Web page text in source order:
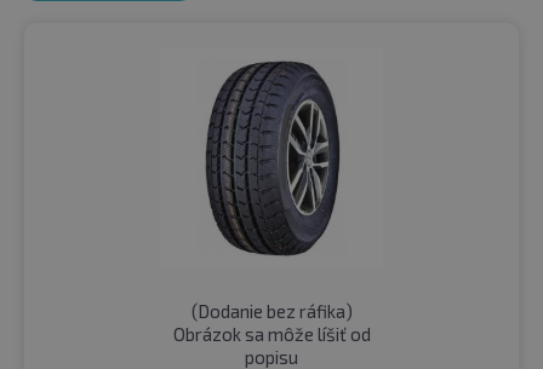
(Dodanie bez ráfika)
Obrázok sa môže líšiť od
popisu